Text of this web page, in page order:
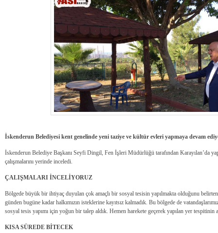
İskenderun Belediyesi kent genelinde yeni taziye ve kültür evleri yapmaya devam
İskenderun Belediye Başkanı Seyfi Dingil, Fen İşleri Müdürlüğü tarafından Karayılan’da
çalışmalarını yerinde inceledi.
ÇALIŞMALARI İNCELİYORUZ
Bölgede büyük bir ihtiyaç duyulan çok amaçlı bir sosyal tesisin yapılmakta olduğunu
günden bugüne kadar halkımızın isteklerine kayıtsız kalmadık. Bu bölgede de
sosyal tesis yapımı için yoğun bir talep aldık. Hemen harekete geçerek yapılan yer tespitinin
KISA SÜREDE BİTECEK